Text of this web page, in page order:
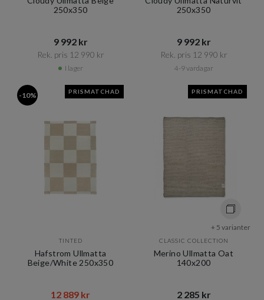
250x350
9 992 kr​​
Rek. pris 12 990 kr​​
I lager
250x350
9 992 kr​​
Rek. pris 12 990 kr​​
4-9 vardagar
-10% PRISMATCHAD
TINTED
Hafstrom Ullmatta
Beige/White 250x350
12 889 kr​​
PRISMATCHAD
+ 5 varianter
CLASSIC COLLECTION
Merino Ullmatta Oat
140x200
2 285 kr​​